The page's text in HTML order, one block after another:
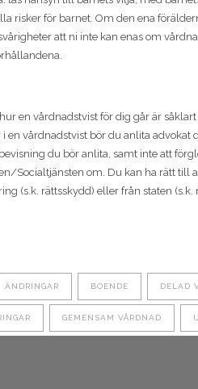
risker för barnet. Om den ena
att ni inte kan enas om
en vårdnadstvist för dig går är
en vårdnadstvist bör du anlita advokat
du bör anlita, samt inte att
Socialtjänsten om. Du kan ha rätt till
(s.k. rättsskydd) eller från staten
ÄNDRINGAR BOENDE DELAD
GEMENSAM VÅRDNAD